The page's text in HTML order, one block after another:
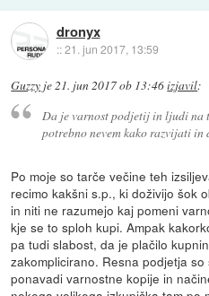
dronyx
::21. jun 2017, 13:59
Guzzy je21. jun 2017 ob 13:46izjavil:
Da je varnost podjetij in ljudi na
potrebno nevem kako razvijati in
Po moje so tarče večine teh
recimo kakšni s.p., ki doživijo šok
in niti ne razumejo kaj pomeni
kje se to sploh kupi. Ampak
pa tudi slabost, da je plačilo
zakomplicirano. Resna podjetja
ponavadi varnostne kopije in